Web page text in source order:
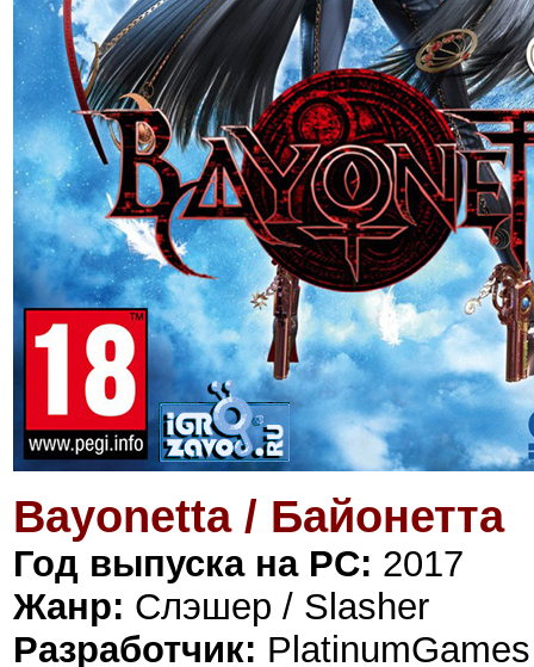
Bayonetta / Байонетта
Год выпуска на PC: 2017
Жанр: Слэшер / Slasher
Разработчик: PlatinumGames